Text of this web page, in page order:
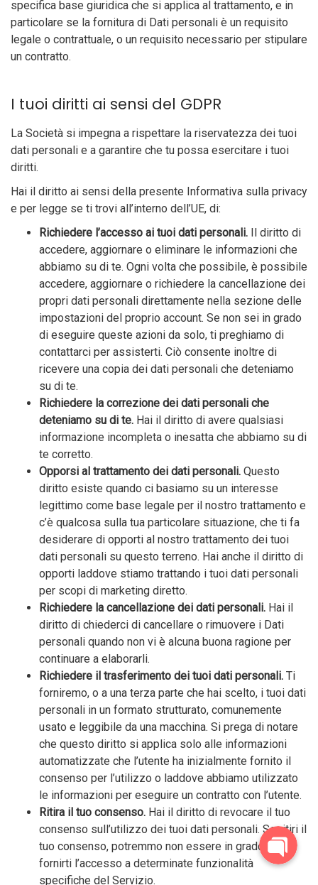
specifica base giuridica che si applica al trattamento, e in
particolare se la fornitura di Dati personali è un requisito
legale o contrattuale, o un requisito necessario per stipulare
un contratto.
I tuoi diritti ai sensi del GDPR
La Società si impegna a rispettare la riservatezza dei tuoi
dati personali e a garantire che tu possa esercitare i tuoi
diritti.
Hai il diritto ai sensi della presente Informativa sulla privacy
e per legge se ti trovi all’interno dell’UE, di:
Richiedere l’accesso ai tuoi dati personali. Il diritto di
accedere, aggiornare o eliminare le informazioni che
abbiamo su di te. Ogni volta che possibile, è possibile
accedere, aggiornare o richiedere la cancellazione dei
propri dati personali direttamente nella sezione delle
impostazioni del proprio account. Se non sei in grado
di eseguire queste azioni da solo, ti preghiamo di
contattarci per assisterti. Ciò consente inoltre di
ricevere una copia dei dati personali che deteniamo
su di te.
Richiedere la correzione dei dati personali che
deteniamo su di te. Hai il diritto di avere qualsiasi
informazione incompleta o inesatta che abbiamo su di
te corretto.
Opporsi al trattamento dei dati personali. Questo
diritto esiste quando ci basiamo su un interesse
legittimo come base legale per il nostro trattamento e
c’è qualcosa sulla tua particolare situazione, che ti fa
desiderare di opporti al nostro trattamento dei tuoi
dati personali su questo terreno. Hai anche il diritto di
opporti laddove stiamo trattando i tuoi dati personali
per scopi di marketing diretto.
Richiedere la cancellazione dei dati personali. Hai il
diritto di chiederci di cancellare o rimuovere i Dati
personali quando non vi è alcuna buona ragione per
continuare a elaborarli.
Richiedere il trasferimento dei tuoi dati personali. Ti
forniremo, o a una terza parte che hai scelto, i tuoi dati
personali in un formato strutturato, comunemente
usato e leggibile da una macchina. Si prega di notare
che questo diritto si applica solo alle informazioni
automatizzate che l’utente ha inizialmente fornito il
consenso per l’utilizzo o laddove abbiamo utilizzato
le informazioni per eseguire un contratto con l’utente.
Ritira il tuo consenso. Hai il diritto di revocare il tuo
consenso sull’utilizzo dei tuoi dati personali. Se ritiri il
tuo consenso, potremmo non essere in grado di
fornirti l’accesso a determinate funzionalità
specifiche del Servizio.